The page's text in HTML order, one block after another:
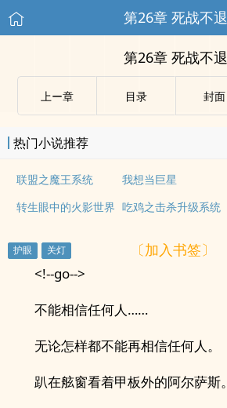
第26章 死战不退
第26章 死战不退
上ー章 目录 封面
热门小说推荐
联盟之魔王系统 我想当巨星
转生眼中的火影世界 吃鸡之击杀升级系统
〔加入书签〕
<!--go-->
不能相信任何人……
无论怎样都不能再相信任何人。
趴在舷窗看着甲板外的阿尔萨斯。